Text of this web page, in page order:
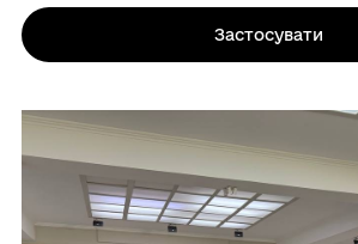
Застосувати